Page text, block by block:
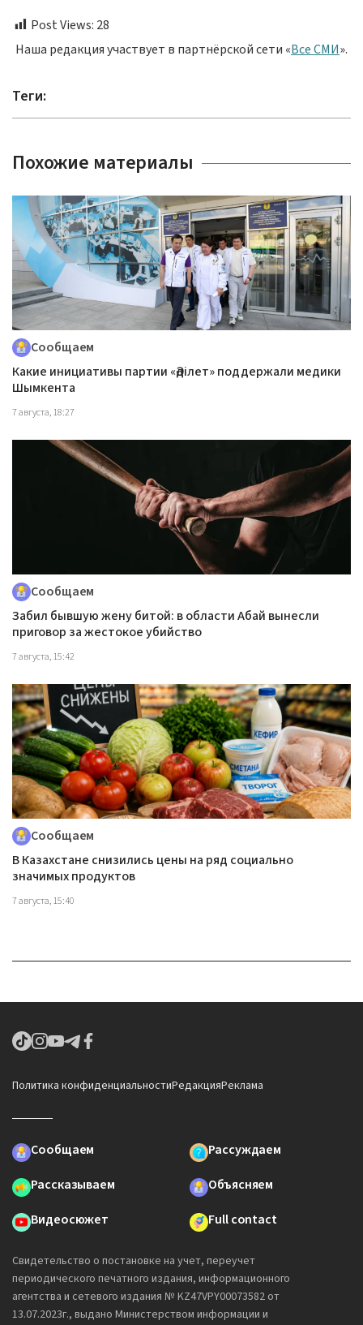
Post Views: 28
Наша редакция участвует в партнёрской сети «Все СМИ».
Теги:
Похожие материалы
Сообщаем
Какие инициативы партии «Әділет» поддержали медики
Шымкента
7 августа, 18:27
Сообщаем
Забил бывшую жену битой: в области Абай вынесли
приговор за жестокое убийство
7 августа, 15:42
Сообщаем
В Казахстане снизились цены на ряд социально
значимых продуктов
7 августа, 15:40
Политика конфиденциальностиРедакцияРеклама
Сообщаем
Рассуждаем
Рассказываем
Объясняем
Видеосюжет
Full contact
Свидетельство о постановке на учет, переучет
периодического печатного издания, информационного
агентства и сетевого издания № KZ47VPY00073582 от
13.07.2023г., выдано Министерством информации и